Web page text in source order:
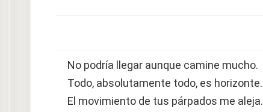
No podría llegar aunque camine mucho.
Todo, absolutamente todo, es horizonte.
El movimiento de tus párpados me aleja.